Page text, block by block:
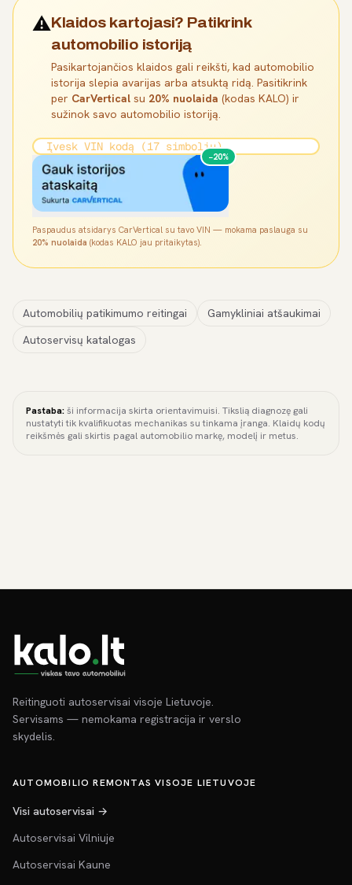
⚠️Klaidos kartojasi? Patikrink
automobilio istoriją
Pasikartojančios klaidos gali reikšti, kad automobilio
istorija slepia avarijas arba atsuktą ridą. Pasitikrink
per CarVertical su 20% nuolaida (kodas KALO) ir
sužinok savo automobilio istoriją.
−20%
Paspaudus atsidarys CarVertical su tavo VIN — mokama paslauga su
20% nuolaida (kodas KALO jau pritaikytas).
Automobilių patikimumo reitingai
Gamykliniai atšaukimai
Autoservisų katalogas
Pastaba:ši informacija skirta orientavimuisi. Tikslią diagnozę gali
nustatyti tik kvalifikuotas mechanikas su tinkama įranga. Klaidų kodų
reikšmės gali skirtis pagal automobilio markę, modelį ir metus.
Reitinguoti autoservisai visoje Lietuvoje.
Servisams — nemokama registracija ir verslo
skydelis.
AUTOMOBILIO REMONTAS VISOJE LIETUVOJE
Visi autoservisai →
Autoservisai Vilniuje
Autoservisai Kaune